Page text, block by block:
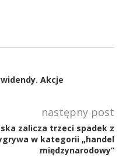
Akcje
następny post
zalicza trzeci spadek z
w kategorii „handel
międzynarodowy”